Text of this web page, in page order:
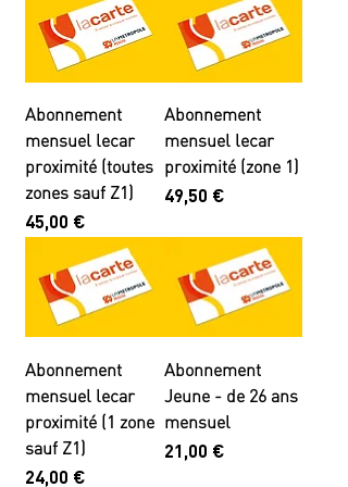
Abonnement
mensuel lecar
proximité (toutes
zones sauf Z1)
Prix
45,00 €
Abonnement
mensuel lecar
proximité (zone 1)
Prix
49,50 €
Abonnement
mensuel lecar
proximité (1 zone
sauf Z1)
Prix
24,00 €
Abonnement
Jeune - de 26 ans
mensuel
Prix
21,00 €